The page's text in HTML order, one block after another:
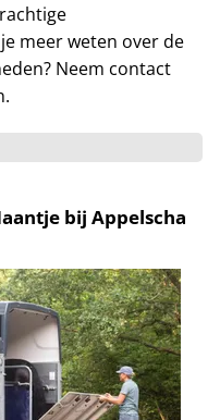
meer weten over de
Neem contact
bij Appelscha